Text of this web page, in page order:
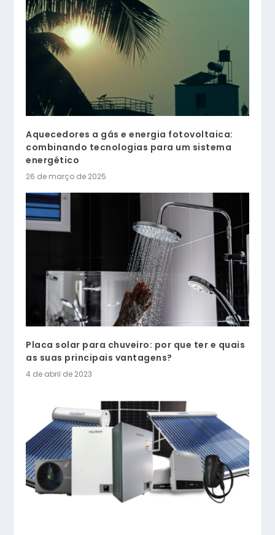
Aquecedores a gás e energia fotovoltaica:
combinando tecnologias para um sistema
energético
26 de março de 2025
Placa solar para chuveiro: por que ter e quais
as suas principais vantagens?
4 de abril de 2023